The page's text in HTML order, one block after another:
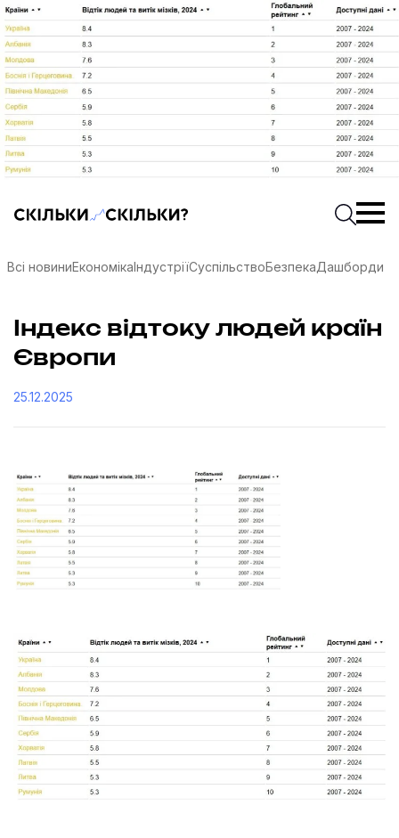
Скільки-скільки? — Медіа про суспільні даніПочати
Всі новиниЕкономікаІндустріїСуспільствоБезпекаДашборди
Індекс відтоку людей країн
Європи
25.12.2025